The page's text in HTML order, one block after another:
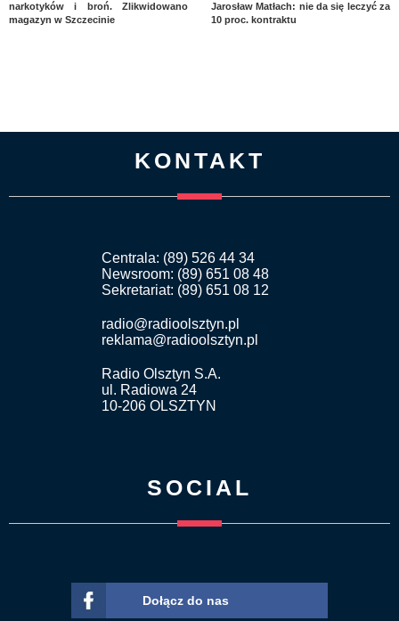
narkotyków i broń. Zlikwidowano
magazyn w Szczecinie
Jarosław Matłach: nie da się leczyć za
10 proc. kontraktu
KONTAKT
Centrala: (89) 526 44 34
Newsroom: (89) 651 08 48
Sekretariat: (89) 651 08 12
radio@radioolsztyn.pl
reklama@radioolsztyn.pl
Radio Olsztyn S.A.
ul. Radiowa 24
10-206 OLSZTYN
SOCIAL
Dołącz do nas